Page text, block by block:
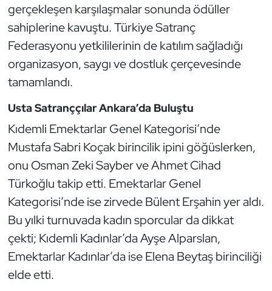
gerçekleşen karşılaşmalar sonunda ödüller
sahiplerine kavuştu. Türkiye Satranç
Federasyonu yetkililerinin de katılım sağladığı
organizasyon, saygı ve dostluk çerçevesinde
tamamlandı.
Usta Satranççılar Ankara’da Buluştu
Kıdemli Emektarlar Genel Kategorisi’nde
Mustafa Sabri Koçak birincilik ipini göğüslerken,
onu Osman Zeki Sayber ve Ahmet Cihad
Türkoğlu takip etti. Emektarlar Genel
Kategorisi’nde ise zirvede Bülent Erşahin yer aldı.
Bu yılki turnuvada kadın sporcular da dikkat
çekti; Kıdemli Kadınlar’da Ayşe Alparslan,
Emektarlar Kadınlar’da ise Elena Beytaş birinciliği
elde etti.
Golf
Güreş
Halter
Hava Sporları
Hentbol
İşitme Engelli Sporcular
Judo ve Kuraş
Kano ve Rafting
Karate